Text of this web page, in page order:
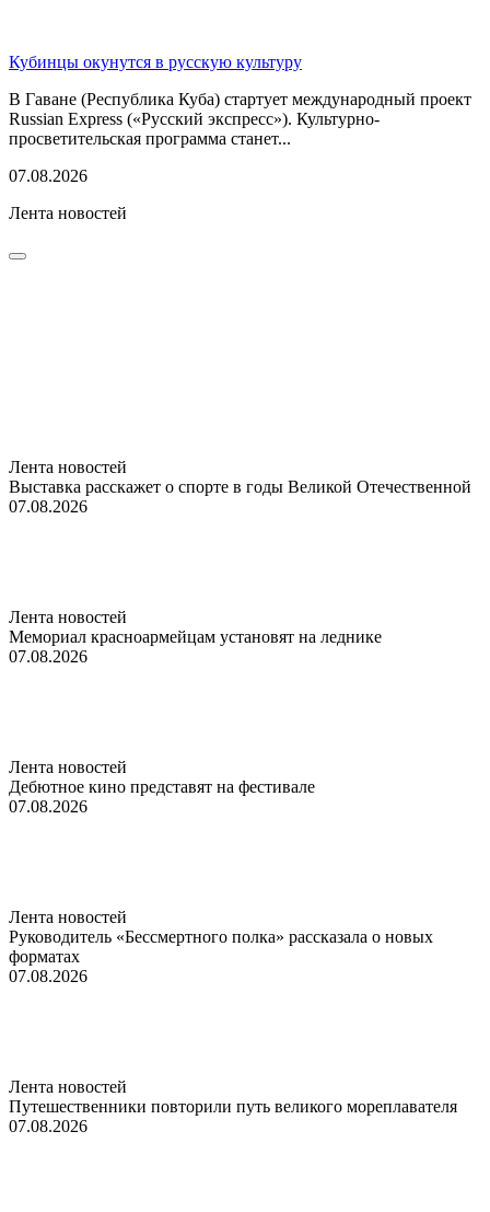
Кубинцы окунутся в русскую культуру
В Гаване (Республика Куба) стартует международный проект
Russian Express («Русский экспресс»). Культурно-
просветительская программа станет...
07.08.2026
Лента новостей
Лента новостей
Выставка расскажет о спорте в годы Великой Отечественной
07.08.2026
Лента новостей
Мемориал красноармейцам установят на леднике
07.08.2026
Лента новостей
Дебютное кино представят на фестивале
07.08.2026
Лента новостей
Руководитель «Бессмертного полка» рассказала о новых
форматах
07.08.2026
Лента новостей
Путешественники повторили путь великого мореплавателя
07.08.2026